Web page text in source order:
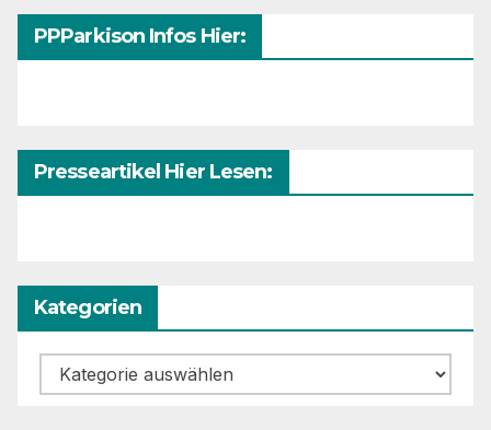
PPParkison Infos Hier:
Presseartikel Hier Lesen:
Kategorien
Kategorien